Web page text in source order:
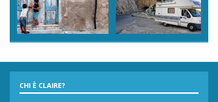
CHI È CLAIRE?